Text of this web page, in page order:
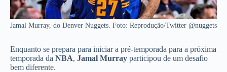
Jamal Murray, do Denver Nuggets. Foto: Reprodução/Twitter @nuggets
Enquanto se prepara para iniciar a pré-temporada para a próxima
temporada da NBA, Jamal Murray participou de um desafio
bem diferente.